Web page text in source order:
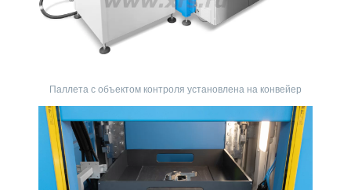
Паллета с объектом контроля установлена на конвейер